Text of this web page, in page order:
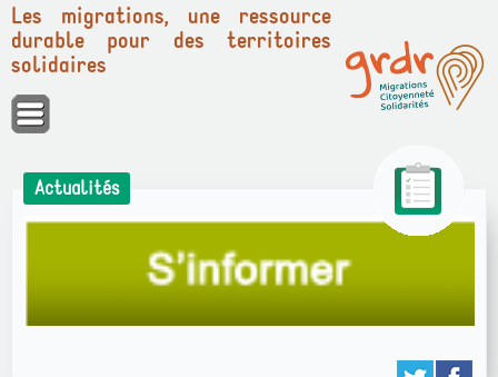
Panneau de gestion des cookies
Les migrations, une ressource
durable pour des territoires
solidaires
Actualités